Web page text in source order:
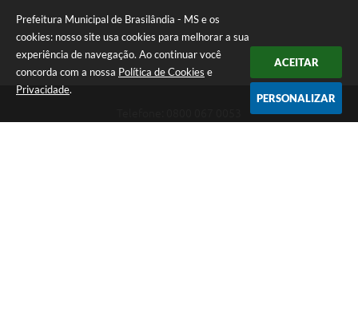
Prefeitura Municipal de Brasilândia - MS e os
cookies: nosso site usa cookies para melhorar a sua
experiência de navegação. Ao continuar você
concorda com a nossa Política de Cookies e
Privacidade.
ACEITAR
PERSONALIZAR